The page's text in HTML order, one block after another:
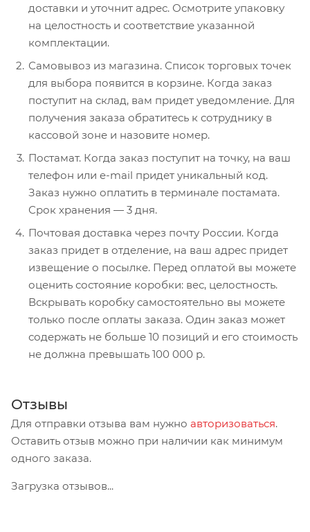
доставки и уточнит адрес. Осмотрите упаковку
на целостность и соответствие указанной
комплектации.
Самовывоз из магазина. Список торговых точек
для выбора появится в корзине. Когда заказ
поступит на склад, вам придет уведомление. Для
получения заказа обратитесь к сотруднику в
кассовой зоне и назовите номер.
Постамат. Когда заказ поступит на точку, на ваш
телефон или e-mail придет уникальный код.
Заказ нужно оплатить в терминале постамата.
Срок хранения — 3 дня.
Почтовая доставка через почту России. Когда
заказ придет в отделение, на ваш адрес придет
извещение о посылке. Перед оплатой вы можете
оценить состояние коробки: вес, целостность.
Вскрывать коробку самостоятельно вы можете
только после оплаты заказа. Один заказ может
содержать не больше 10 позиций и его стоимость
не должна превышать 100 000 р.
Отзывы
Для отправки отзыва вам нужно авторизоваться.
Оставить отзыв можно при наличии как минимум
одного заказа.
Загрузка отзывов...